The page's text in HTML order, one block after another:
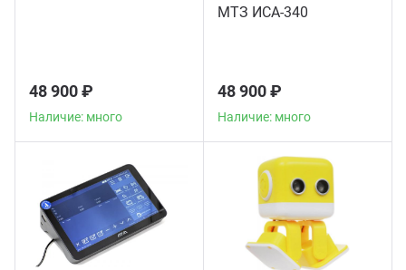
48 900 ₽
Наличие: много
МТЗ ИСА-340
48 900 ₽
Наличие: много